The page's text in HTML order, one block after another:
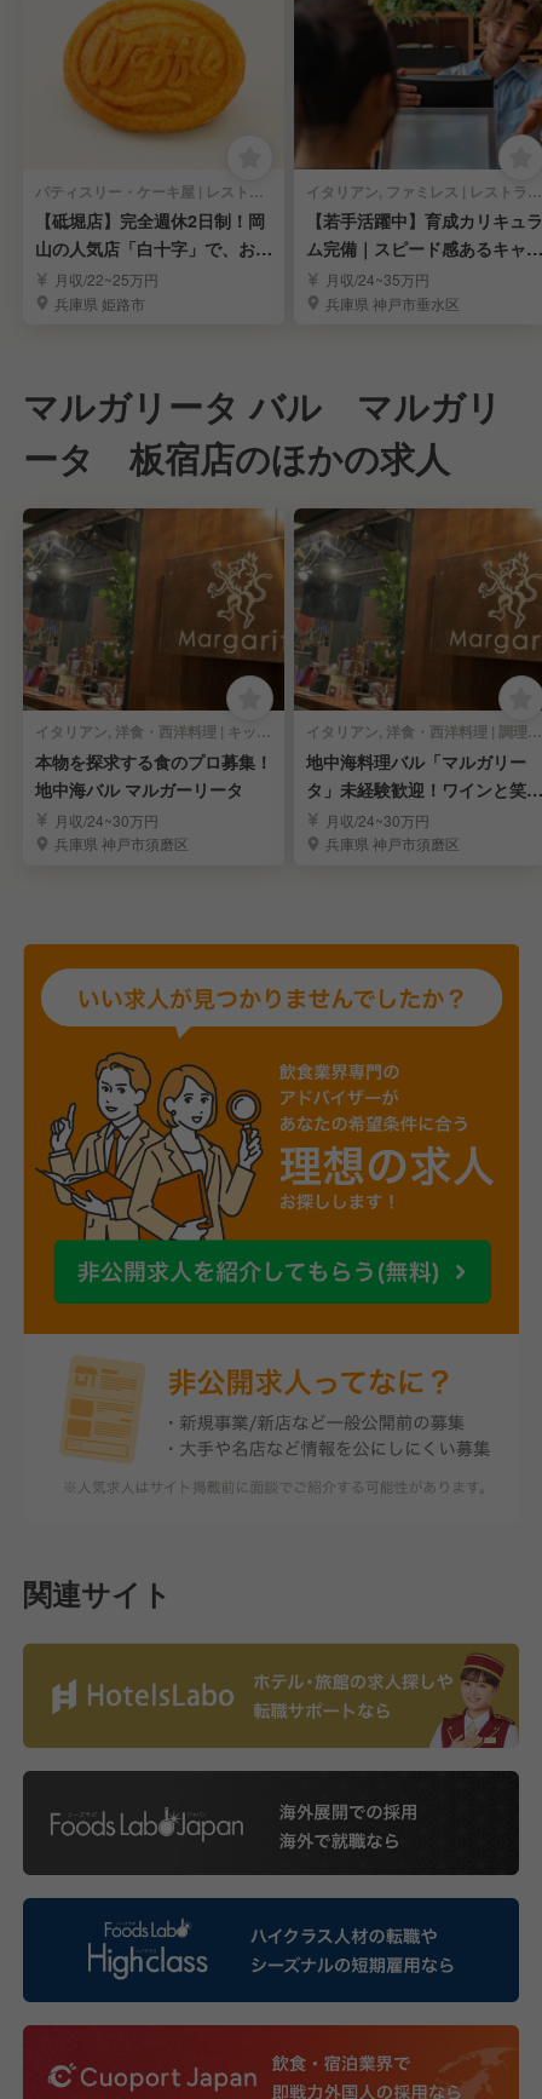
パティスリー・ケーキ屋 | レストランサービス・ホールスタッフ
【砥堀店】完全週休2日制！岡
山の人気店「白十字」で、お菓
子と笑顔を届ける
月収/22~25万円
兵庫県 姫路市
イタリアン, ファミレス | レストランサービス・ホールスタッフ
【若手活躍中】育成カリキュラ
ム完備｜スピード感あるキャリ
アアップを実現
月収/24~35万円
兵庫県 神戸市垂水区
マルガリータ バル マルガリ
ータ 板宿店のほかの求人
イタリアン, 洋食・西洋料理 | キッチンスタッフ
本物を探求する食のプロ募集！
地中海バル マルガーリータ
月収/24~30万円
兵庫県 神戸市須磨区
イタリアン, 洋食・西洋料理 | 調理見習い・調理補助
地中海料理バル「マルガリー
タ」未経験歓迎！ワインと笑顔
溢れるお店で働こう
月収/24~30万円
兵庫県 神戸市須磨区
関連サイト